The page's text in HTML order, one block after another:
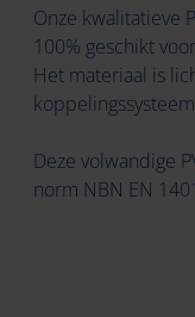
Onze kwalitatieve
100% geschikt
Het materiaal is
Deze volwandige
norm NBN EN